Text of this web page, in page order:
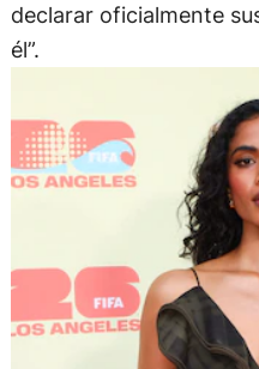
declarar oficialmente
él”.